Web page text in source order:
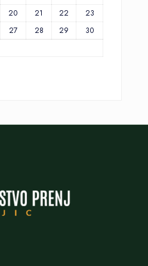
20 21 22
23
27 28 29
30